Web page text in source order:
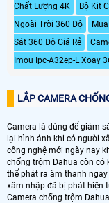
Chất Lượng 4K
Bộ Kit
Ngoài Trời 360 Độ
Sát 360 Độ Giá Rẻ
Imou Ipc-A32ep-L Xoay
LẮP CAMERA
Camera là dùng để giám
lại hình ảnh khi có người
công nghệ mới ngày nay
chống trộm Dahua còn có
thể phát ra âm thanh
xâm nhập đã bị phát hiện
Camera chống trộm